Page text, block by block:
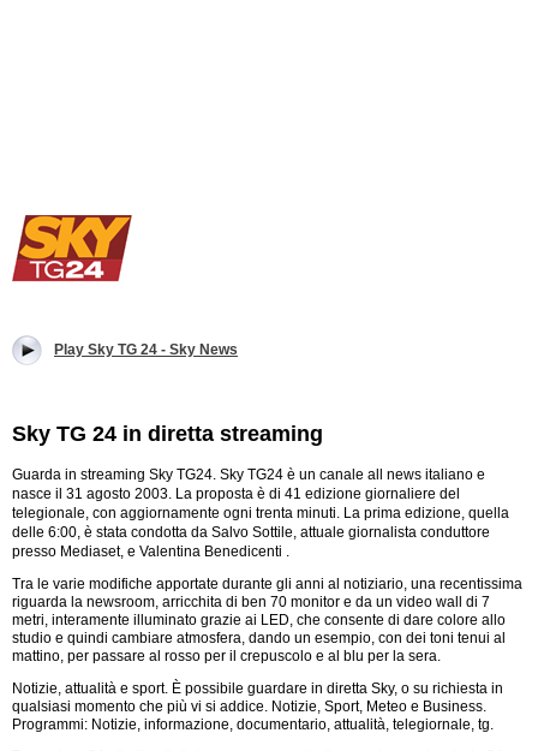
Play Sky TG 24 - Sky News
Sky TG 24 in diretta streaming
Guarda in streaming Sky TG24. Sky TG24 è un canale all news italiano e
nasce il 31 agosto 2003. La proposta è di 41 edizione giornaliere del
telegionale, con aggiornamente ogni trenta minuti. La prima edizione, quella
delle 6:00, è stata condotta da Salvo Sottile, attuale giornalista conduttore
presso Mediaset, e Valentina Benedicenti .
Tra le varie modifiche apportate durante gli anni al notiziario, una recentissima
riguarda la newsroom, arricchita di ben 70 monitor e da un video wall di 7
metri, interamente illuminato grazie ai LED, che consente di dare colore allo
studio e quindi cambiare atmosfera, dando un esempio, con dei toni tenui al
mattino, per passare al rosso per il crepuscolo e al blu per la sera.
Notizie, attualità e sport. È possibile guardare in diretta Sky, o su richiesta in
qualsiasi momento che più vi si addice. Notizie, Sport, Meteo e Business.
Programmi: Notizie, informazione, documentario, attualità, telegiornale, tg.